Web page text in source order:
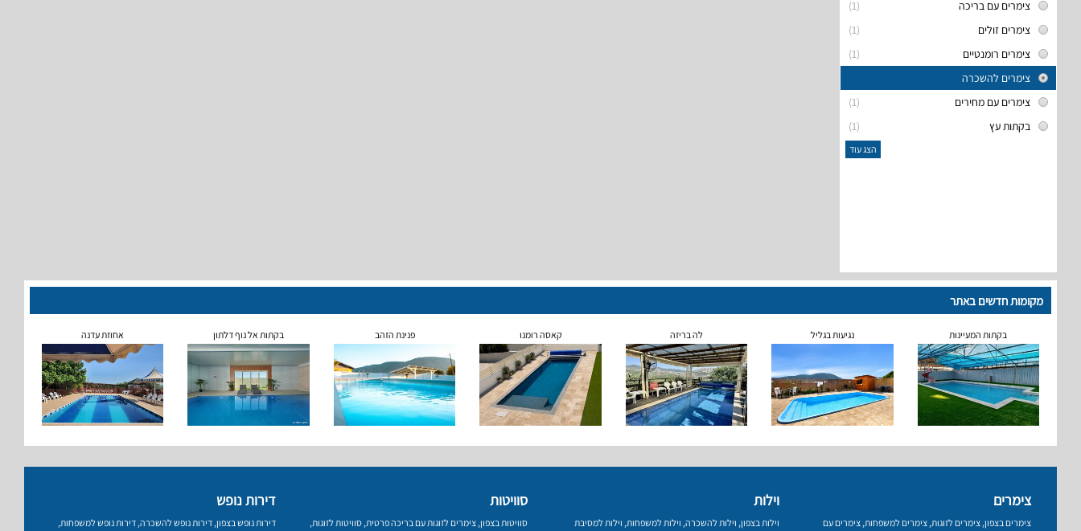
(1)
צימרים עם בריכה
(1)
צימרים זולים
(1)
צימרים רומנטיים
צימרים להשכרה
(1)
צימרים עם מחירים
(1)
בקתות עץ
הצג עוד
מקומות חדשים באתר
בקתות המעיינות נגיעות בגליל לה בריזה קאסה רומנו פנינת הזהב בקתות אל נוף דלתון אחוזת עדנה
צימרים
צימרים בצפון, צימרים לזוגות, צימרים למשפחות, צימרים עם
וילות
וילות בצפון, וילות להשכרה, וילות למשפחות, וילות למסיבת
סוויטות
סוויטות בצפון, צימרים לזוגות עם בריכה פרטית, סוויטות לזוגות,
דירות נופש
דירות נופש בצפון, דירות נופש להשכרה, דירות נופש למשפחות,